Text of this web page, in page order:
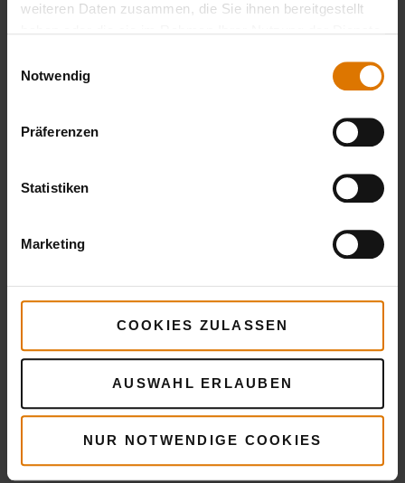
weiteren Daten zusammen, die Sie ihnen bereitgestellt
Notwendig
Präferenzen
Statistiken
Marketing
COOKIES ZULASSEN
AUSWAHL ERLAUBEN
NUR NOTWENDIGE COOKIES
LISTE DRUCKEN
Empfohlenes Zubehör